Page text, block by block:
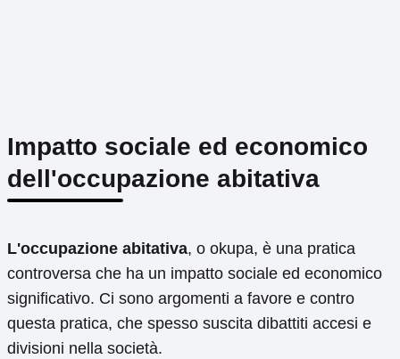
Impatto sociale ed economico
dell'occupazione abitativa
L'occupazione abitativa, o okupa, è una pratica
controversa che ha un impatto sociale ed economico
significativo. Ci sono argomenti a favore e contro
questa pratica, che spesso suscita dibattiti accesi e
divisioni nella società.